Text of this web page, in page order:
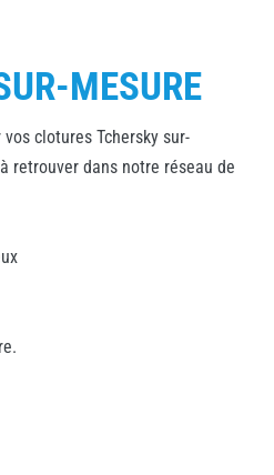
MESURE
clotures Tchersky sur-
retrouver dans notre réseau de